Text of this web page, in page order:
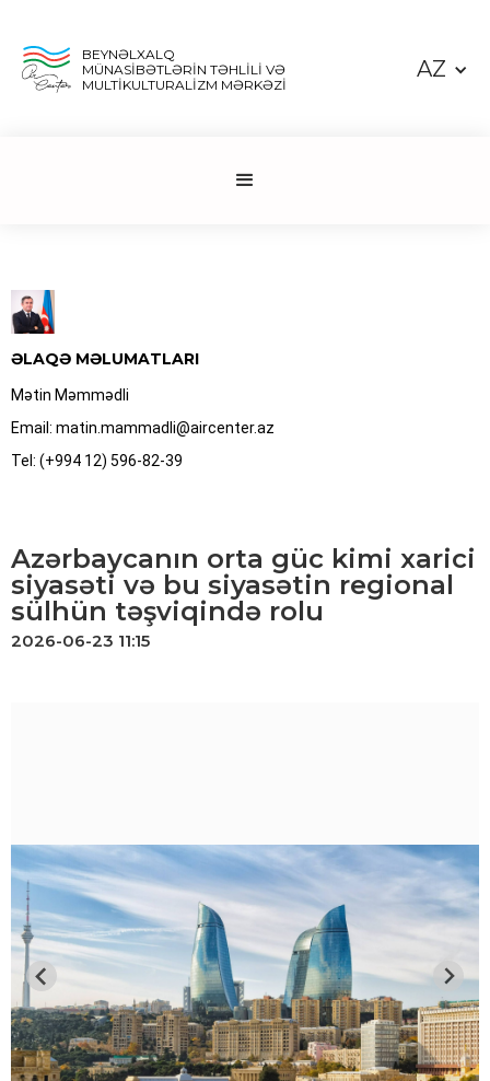
BEYNƏLXALQ
MÜNASİBƏTLƏRİN TƏHLİLİ VƏ
MULTİKULTURALİZM MƏRKƏZİ
AZ
ƏLAQƏ MƏLUMATLARI
Mətin Məmmədli
Email: matin.mammadli@aircenter.az
Tel: (+994 12) 596-82-39
Azərbaycanın orta güc kimi xarici
siyasəti və bu siyasətin regional
sülhün təşviqində rolu
2026-06-23 11:15